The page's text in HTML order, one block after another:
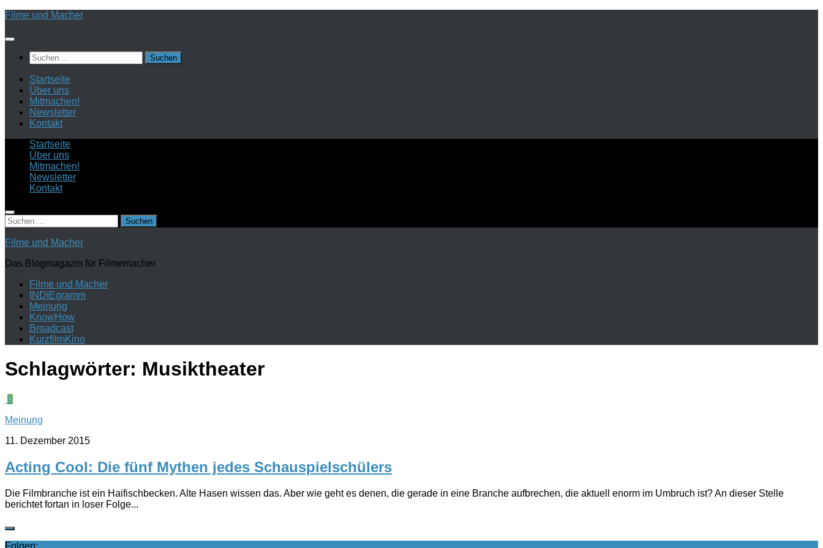
Zum
springen
Filme und Macher
Suchen
nach:
Startseite
Über uns
Mitmachen!
Newsletter
Kontakt
Startseite
Über uns
Mitmachen!
Newsletter
Kontakt
Suchen
nach:
Filme und Macher
Das Blogmagazin für Filmemacher
Filme und Macher
INDIEgramm
Meinung
KnowHow
Broadcast
KurzfilmKino
Schlagwörter: Musiktheater
0
Meinung
11. Dezember 2015
Acting Cool: Die fünf Mythen jedes Schauspielschülers
Die Filmbranche ist ein Haifischbecken. Alte Hasen wissen das. Aber wie geht es denen, die gerade in eine Branche aufbrechen, die aktuell enorm im Umbruch ist? An dieser Stelle
berichtet fortan in loser Folge...
Folgen: